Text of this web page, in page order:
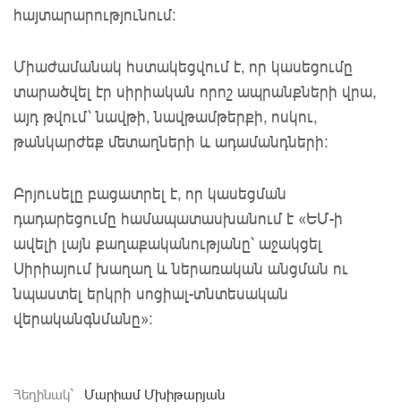
հայտարարությունում։
Միաժամանակ հստակեցվում է, որ կասեցումը
տարածվել էր սիրիական որոշ ապրանքների վրա,
այդ թվում՝ նավթի, նավթամթերքի, ոսկու,
թանկարժեք մետաղների և ադամանդների:
Բրյուսելը բացատրել է, որ կասեցման
դադարեցումը համապատասխանում է «ԵՄ-ի
ավելի լայն քաղաքականությանը՝ աջակցել
Սիրիայում խաղաղ և ներառական անցման ու
նպաստել երկրի սոցիալ-տնտեսական
վերականգնմանը»։
Հեղինակ` Մարիամ Մխիթարյան